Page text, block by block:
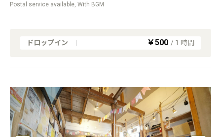
Postal service available, With BGM
ドロップイン ￥500 / 1 時間